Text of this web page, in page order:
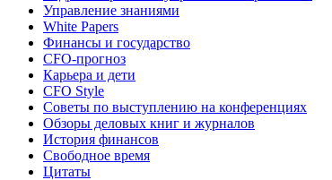
Управление знаниями
White Papers
Финансы и государство
CFO-прогноз
Карьера и дети
CFO Style
Советы по выступлению на конференциях
Обзоры деловых книг и журналов
История финансов
Свободное время
Цитаты